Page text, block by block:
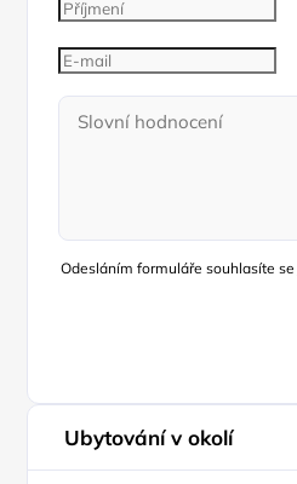
Odesláním formuláře souhlasíte se
Ubytování v okolí